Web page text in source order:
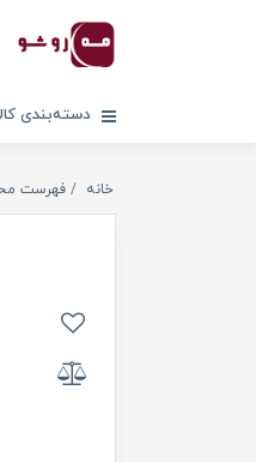
دسته‌بندی
خانه فهرست